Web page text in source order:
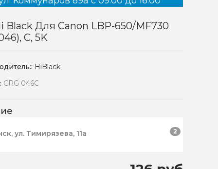
Black Для Canon LBP-650/MF730
C, 5K
HiBlack
CRG 046C
ул. Тимирязева, 11а 2